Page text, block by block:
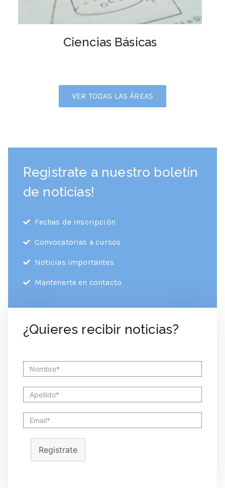
Ciencias Básicas
VER TODAS LAS ÁREAS
Registrate a nuestro boletín
de noticias!
Fechas de inscripción
Convocatorias a cursos
Noticias importantes
Mantenerte en contacto
¿Quieres recibir noticias?
Registrate